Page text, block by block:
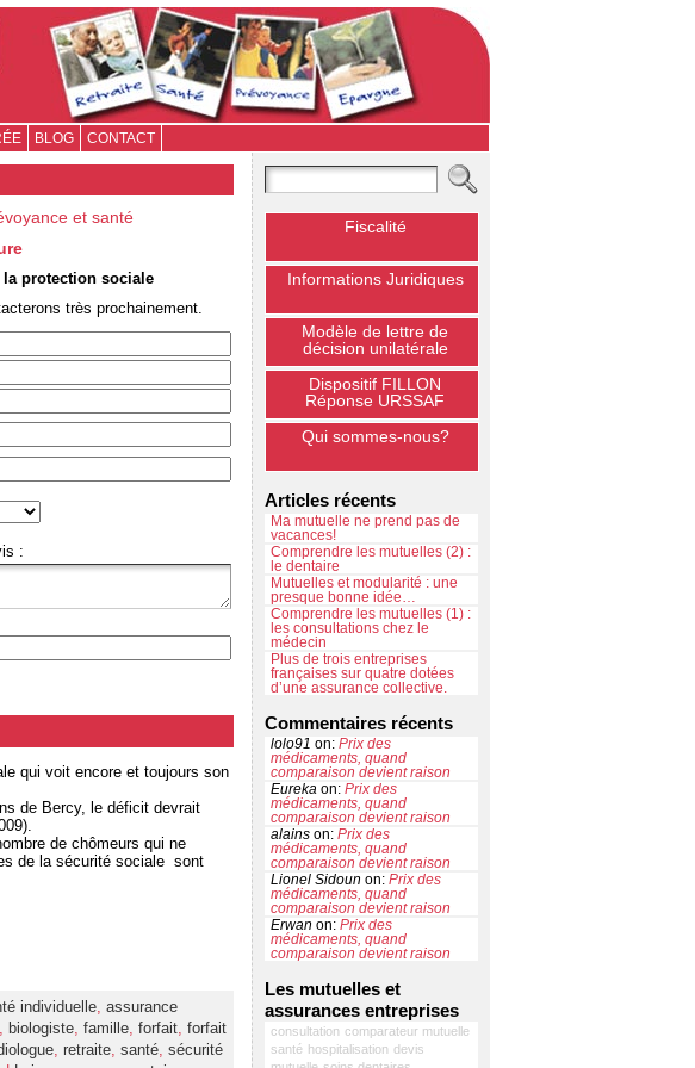
BLOG CONTACT
et santé
la protection sociale
très prochainement.
:
qui voit encore et toujours son
de Bercy, le déficit devrait
de chômeurs qui ne
de la sécurité sociale sont
individuelle, assurance
, biologiste, famille, forfait, forfait
, retraite, santé, sécurité
Fiscalité
Informations Juridiques
Modèle de lettre de
décision unilatérale
Dispositif FILLON
Réponse URSSAF
Qui sommes-nous?
Articles récents
Ma mutuelle ne prend pas de
vacances!
Comprendre les mutuelles (2) :
le dentaire
Mutuelles et modularité : une
presque bonne idée…
Comprendre les mutuelles (1) :
les consultations chez le
médecin
Plus de trois entreprises
françaises sur quatre dotées
d’une assurance collective.
Commentaires récents
lolo91 on: Prix des
médicaments, quand
comparaison devient raison
Eureka on: Prix des
médicaments, quand
comparaison devient raison
alains on: Prix des
médicaments, quand
comparaison devient raison
Lionel Sidoun on: Prix des
médicaments, quand
comparaison devient raison
Erwan on: Prix des
médicaments, quand
comparaison devient raison
Les mutuelles et
assurances entreprises
consultation comparateur mutuelle
santé hospitalisation devis